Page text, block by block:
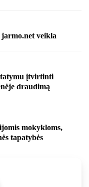
veikla
įtvirtinti
draudimą
mokykloms,
tapatybės